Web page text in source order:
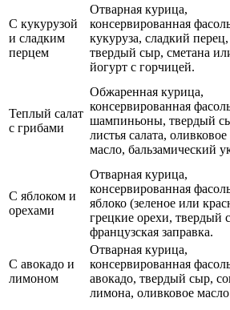
С кукурузой
и сладким
перцем
Отварная курица,
консервированная
кукуруза, сладкий перец,
твердый сыр, сметана
йогурт с горчицей.
Теплый салат
с грибами
Обжаренная курица,
консервированная
шампиньоны, твердый
листья салата, оливковое
масло, бальзамический
С яблоком и
орехами
Отварная курица,
консервированная
яблоко (зеленое или
грецкие орехи, твердый
французская заправка.
С авокадо и
лимоном
Отварная курица,
консервированная
авокадо, твердый сыр,
лимона, оливковое